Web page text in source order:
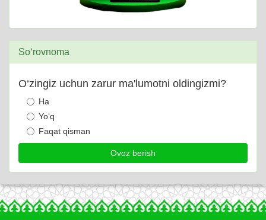
So‘rovnoma
O‘zingiz uchun zarur ma'lumotni oldingizmi?
Ha
Yo‘q
Faqat qisman